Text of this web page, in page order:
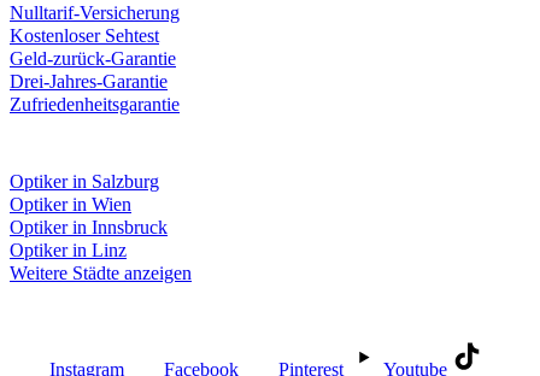
Nulltarif-Versicherung
Kostenloser Sehtest
Geld-zurück-Garantie
Drei-Jahres-Garantie
Zufriedenheitsgarantie
Optiker in Salzburg
Optiker in Wien
Optiker in Innsbruck
Optiker in Linz
Weitere Städte anzeigen
Instagram Facebook Pinterest Youtube